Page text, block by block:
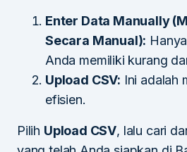
Enter Data Manually
Secara Manual):
Anda memiliki kurang
Upload CSV: Ini adalah
efisien.
Pilih Upload CSV, lalu cari